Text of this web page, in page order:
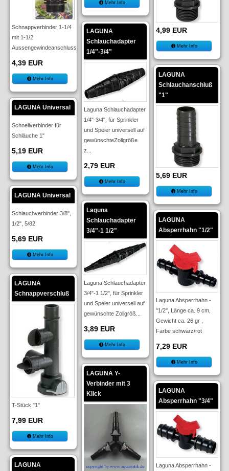
Schnappverbinder 1-1/4
mit 1-1/2
Aussengewindeanschluss
4,39 EUR
Mehr Info
LAGUNA Universal
Schnellverbinder für
Schläuche 1"
5,19 EUR
Mehr Info
LAGUNA Universal
Schlauchverbinder 3/8",
1/2", 5/82
5,69 EUR
Mehr Info
LAGUNA
Schnappverschluß
T-Stück "1"
7,99 EUR
Mehr Info
LAGUNA
Mehr Info
LAGUNA
Schlauchadapter
1/4"-3/4"
Laguna Schlauchadapter
1/4"-3/4", für Sprinkler
und Speier universell auf
gewünschteZollgröße
z...
2,79 EUR
Mehr Info
Laguna
Schlauchadapter
3/4"-1 1/2"
Laguna Schlauchadapter
3/4"-1 1/2", für Sprinkler
und Speier universell auf
gewünschte Zollgröß...
3,89 EUR
Mehr Info
LAGUNA Y-
Verbinder mit 3
Klick
4,99 EUR
Mehr Info
LAGUNA
Schlauchanschluß
"1"
5,69 EUR
Mehr Info
LAGUNA
Absperrhahn "1/2"
Laguna Absperrhahn -
"1/2", Länge ca. 9 cm,
Gewicht ca. 26 gr ,
Farbe schwarz/rot
7,29 EUR
Mehr Info
LAGUNA
Absperrhahn "3/4"
Laguna Absperrhahn -